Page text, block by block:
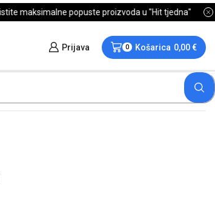
Prijava 0 Košarica 0,00€